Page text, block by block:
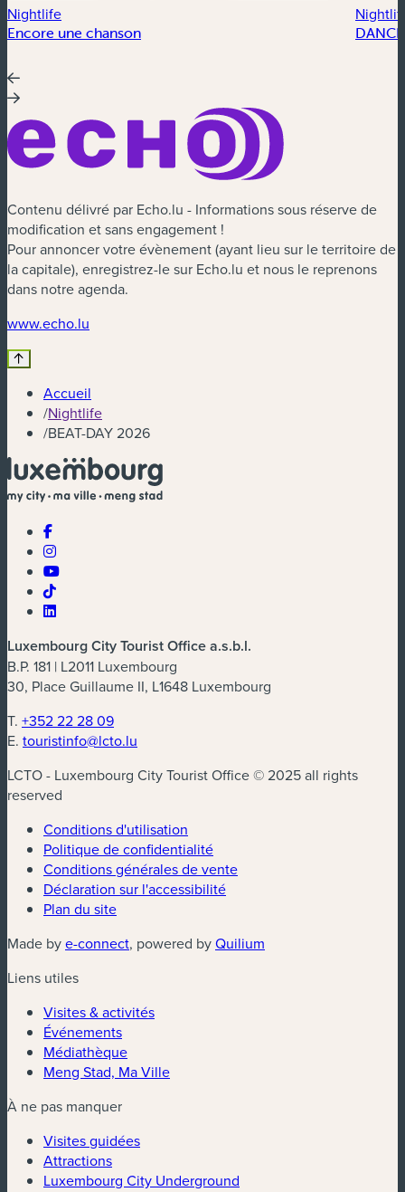
Nightlife
Encore une chanson
Contenu délivré par Echo.lu - Informations sous réserve de
modification et sans engagement !
Pour annoncer votre évènement (ayant lieu sur le territoire de
la capitale), enregistrez-le sur Echo.lu et nous le reprenons
dans notre agenda.
www.echo.lu
Accueil
/Nightlife
/BEAT-DAY 2026
Luxembourg City Tourist Office a.s.b.l.
B.P. 181 | L2011 Luxembourg
30, Place Guillaume II, L1648 Luxembourg
T. +352 22 28 09
E. touristinfo@lcto.lu
LCTO - Luxembourg City Tourist Office © 2025 all rights
reserved
Conditions d'utilisation
Politique de confidentialité
Conditions générales de vente
Déclaration sur l'accessibilité
Plan du site
Made bye-connect(nouvelle fenêtre)
, powered byQuilium
Liens utiles
Visites & activités
Événements
Médiathèque
Meng Stad, Ma Ville
À ne pas manquer
Visites guidées
Attractions
Luxembourg City Underground